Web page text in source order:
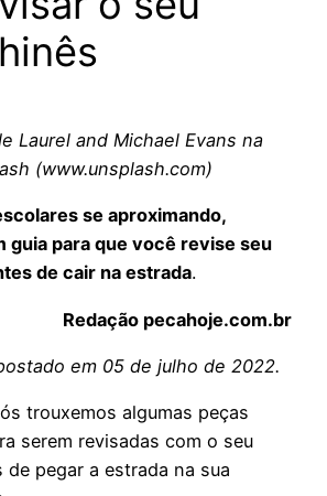
Laurel and Michael Evans na
(www.unsplash.com)
se aproximando,
guia para que você revise seu
de cair na estrada.
Redação pecahoje.com.br
em 05 de julho de 2022.
trouxemos algumas peças
serem revisadas com o seu
de pegar a estrada na sua